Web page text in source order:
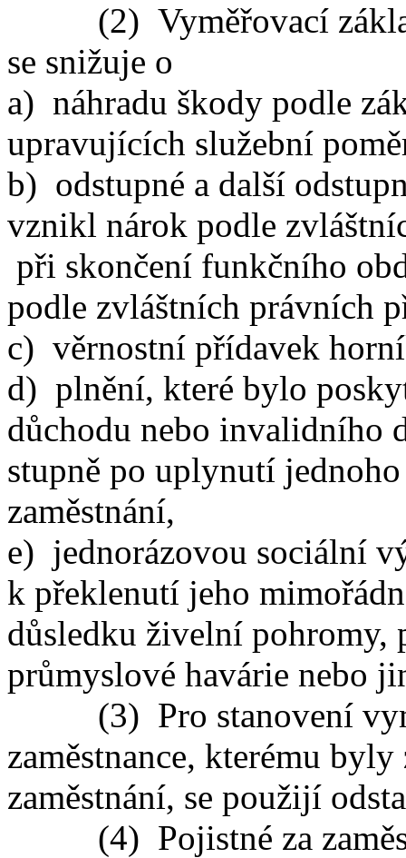
(2) Vyměřovací základ
se snižuje o
a) náhradu škody podle
upravujících služební
b) odstupné a další
vznikl nárok podle
při skončení funkčního
podle zvláštních právních
c) věrnostní přídavek
d) plnění, které bylo
důchodu nebo invalidního
stupně po uplynutí
zaměstnání,
e) jednorázovou sociální
k překlenutí jeho
důsledku živelní pohromy,
průmyslové havárie nebo
(3) Pro stanovení
zaměstnance, kterému
zaměstnání, se použijí
(4) Pojistné za